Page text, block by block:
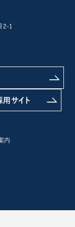
2-1
用サイト
内